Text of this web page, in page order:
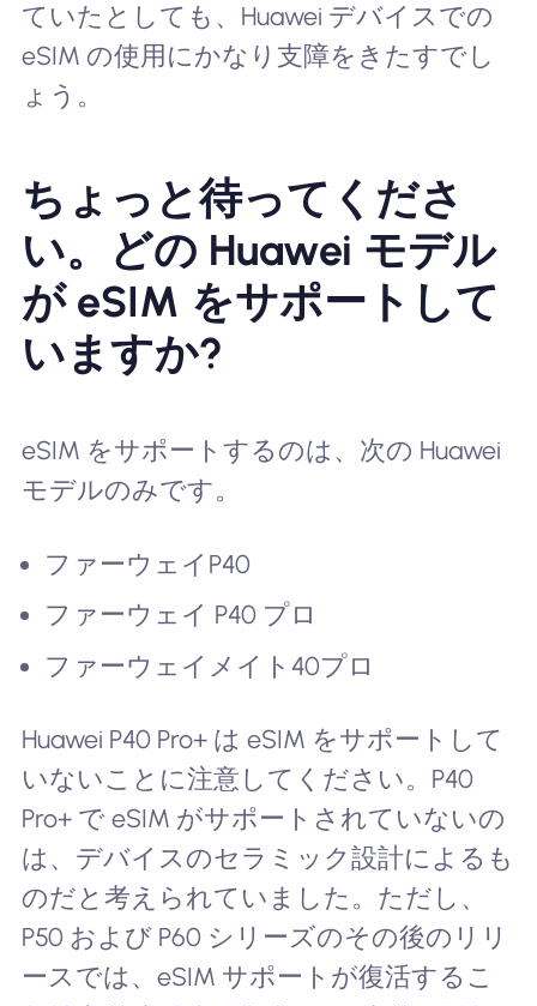
ていたとしても、Huawei デバイスでの
eSIM の使用にかなり支障をきたすでし
ょう。
ちょっと待ってくださ
い。どの Huawei モデル
が eSIM をサポートして
いますか?
eSIM をサポートするのは、次の Huawei
モデルのみです。
ファーウェイP40
ファーウェイ P40 プロ
ファーウェイメイト40プロ
Huawei P40 Pro+ は eSIM をサポートして
いないことに注意してください。P40
Pro+ で eSIM がサポートされていないの
は、デバイスのセラミック設計によるも
のだと考えられていました。ただし、
P50 および P60 シリーズのその後のリリ
ースでは、eSIM サポートが復活するこ